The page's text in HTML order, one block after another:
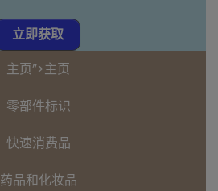
立即获取
主页”>主页
零部件标识
快速消费品
药品和化妆品